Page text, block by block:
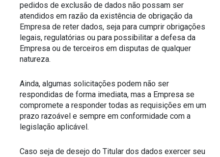
pedidos de exclusão de dados não possam ser
atendidos em razão da existência de obrigação da
Empresa de reter dados, seja para cumprir obrigações
legais, regulatórias ou para possibilitar a defesa da
Empresa ou de terceiros em disputas de qualquer
natureza.
Ainda, algumas solicitações podem não ser
respondidas de forma imediata, mas a Empresa se
compromete a responder todas as requisições em um
prazo razoável e sempre em conformidade com a
legislação aplicável.
Caso seja de desejo do Titular dos dados exercer seu